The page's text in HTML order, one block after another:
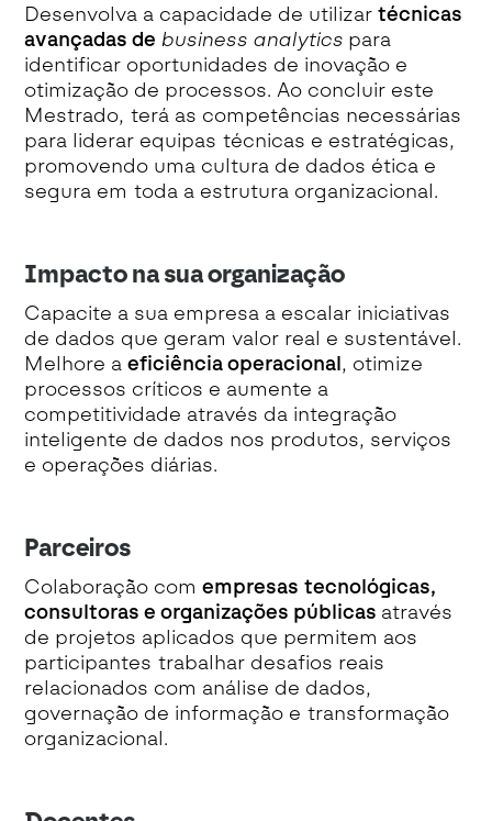
Desenvolva a capacidade de utilizar técnicas
avançadas de business analytics para
identificar oportunidades de inovação e
otimização de processos. Ao concluir este
Mestrado, terá as competências necessárias
para liderar equipas técnicas e estratégicas,
promovendo uma cultura de dados ética e
segura em toda a estrutura organizacional.
Impacto na sua organização
Capacite a sua empresa a escalar iniciativas
de dados que geram valor real e sustentável.
Melhore aeficiência operacional, otimize
processos críticos e aumente a
competitividade através da integração
inteligente de dados nos produtos, serviços
e operações diárias.
Parceiros
Colaboração comempresas tecnológicas,
consultoras e organizações públicas através
de projetos aplicados que permitem aos
participantes trabalhar desafios reais
relacionados com análise de dados,
governação de informação e transformação
organizacional.